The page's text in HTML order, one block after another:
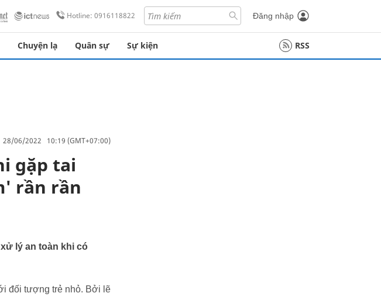
Hotline: 0916118822 Đăng nhập
Chuyện lạ Quân sự Sự kiện RSS
28/06/2022 10:19 (GMT+07:00)
gặp tai
rần rần
lý an toàn khi có
đối tượng trẻ nhỏ. Bởi lẽ